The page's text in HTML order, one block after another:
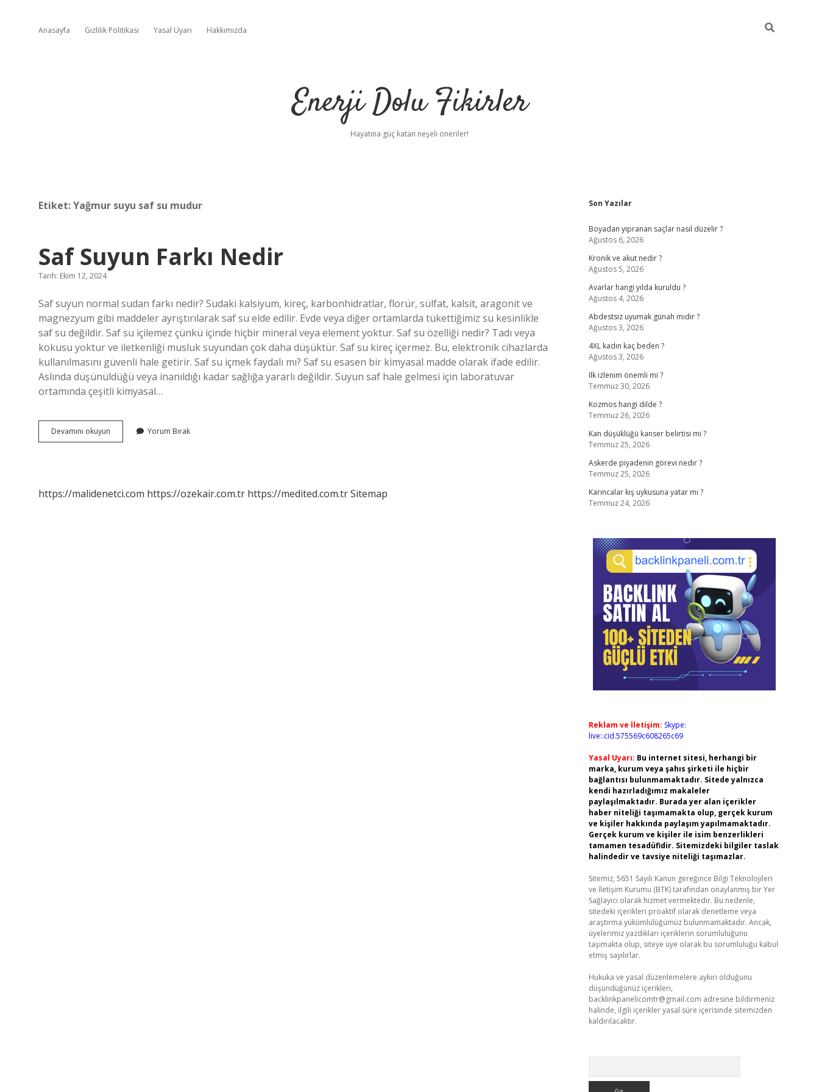
Anasayfa Gizlilik Politikası Yasal Uyarı Hakkımızda
Enerji Dolu Fikirler
Hayatına güç katan neşeli öneriler!
Etiket:Yağmur suyu saf su mudur
Saf Suyun Farkı Nedir
Tarih: Ekim 12, 2024
Saf suyun normal sudan farkı nedir? Sudaki kalsiyum, kireç, karbonhidratlar, florür, sülfat, kalsit, aragonit ve
magnezyum gibi maddeler ayrıştırılarak saf su elde edilir. Evde veya diğer ortamlarda tükettiğimiz su kesinlikle
saf su değildir. Saf su içilemez çünkü içinde hiçbir mineral veya element yoktur. Saf su özelliği nedir? Tadı veya
kokusu yoktur ve iletkenliği musluk suyundan çok daha düşüktür. Saf su kireç içermez. Bu, elektronik cihazlarda
kullanılmasını güvenli hale getirir. Saf su içmek faydalı mı? Saf su esasen bir kimyasal madde olarak ifade edilir.
Aslında düşünüldüğü veya inanıldığı kadar sağlığa yararlı değildir. Suyun saf hale gelmesi için laboratuvar
ortamında çeşitli kimyasal…
Devamını okuyun
Suyun
Yorum Bırak
https://malidenetci.com https://ozekair.com.tr https://medited.com.trSitemap
Sidebar
Son Yazılar
Boyadan yipranan saçlar nasıl düzelir ?
Ağustos 6, 2026
Kronik ve akut nedir ?
Ağustos 5, 2026
Avarlar hangi yılda kuruldu ?
Ağustos 4, 2026
Abdestsiz uyumak günah mıdır ?
Ağustos 3, 2026
4XL kadın kaç beden ?
Ağustos 3, 2026
Ilk izlenim önemli mi ?
Temmuz 30, 2026
Kozmos hangi dilde ?
Temmuz 26, 2026
Kan düşüklüğü kanser belirtisi mi ?
Temmuz 25, 2026
Askerde piyadenin görevi nedir ?
Temmuz 25, 2026
Karıncalar kış uykusuna yatar mı ?
Temmuz 24, 2026
Reklam ve İletişim: Skype:
live:.cid.575569c608265c69
Yasal Uyarı: Bu internet sitesi, herhangi bir
marka, kurum veya şahıs şirketi ile hiçbir
bağlantısı bulunmamaktadır. Sitede yalnızca
kendi hazırladığımız makaleler
paylaşılmaktadır. Burada yer alan içerikler
haber niteliği taşımamakta olup, gerçek kurum
ve kişiler hakkında paylaşım yapılmamaktadır.
Gerçek kurum ve kişiler ile isim benzerlikleri
tamamen tesadüfidir. Sitemizdeki bilgiler taslak
halindedir ve tavsiye niteliği taşımazlar.
Sitemiz, 5651 Sayılı Kanun gereğince Bilgi Teknolojileri
ve İletişim Kurumu (BTK) tarafından onaylanmış bir Yer
Sağlayıcı olarak hizmet vermektedir. Bu nedenle,
sitedeki içerikleri proaktif olarak denetleme veya
araştırma yükümlülüğümüz bulunmamaktadır. Ancak,
üyelerimiz yazdıkları içeriklerin sorumluluğunu
taşımakta olup, siteye üye olarak bu sorumluluğu kabul
etmiş sayılırlar.
Hukuka ve yasal düzenlemelere aykırı olduğunu
düşündüğünüz içerikleri,
backlinkpanelicomtr@gmail.com adresine bildirmeniz
halinde, ilgili içerikler yasal süre içerisinde sitemizden
kaldırılacaktır.